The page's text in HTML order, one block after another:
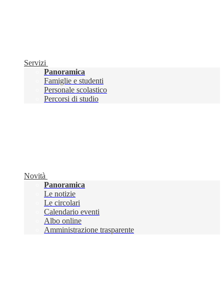
Servizi
Panoramica
Famiglie e studenti
Personale scolastico
Percorsi di studio
Novità
Panoramica
Le notizie
Le circolari
Calendario eventi
Albo online
Amministrazione trasparente